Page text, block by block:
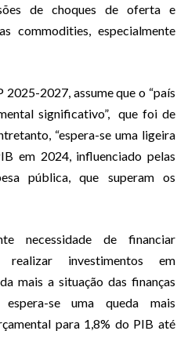
de choques de oferta e
commodities, especialmente
2027, assume que o “país
significativo”, que foi de
“espera-se uma ligeira
em 2024, influenciado pelas
pública, que superam os
necessidade de financiar
investimentos em
mais a situação das finanças
se uma queda mais
para 1,8% do PIB até